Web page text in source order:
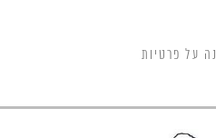
על פרטיות